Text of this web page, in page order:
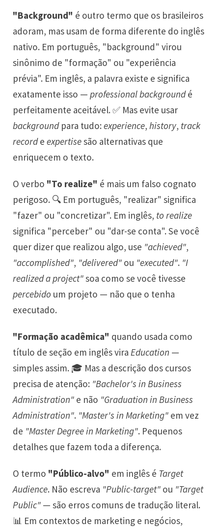
"Background" é outro termo que os brasileiros
adoram, mas usam de forma diferente do inglês
nativo. Em português, "background" virou
sinônimo de "formação" ou "experiência
prévia". Em inglês, a palavra existe e significa
exatamente isso —professional backgroundé
perfeitamente aceitável. ✅ Mas evite usar
backgroundpara tudo:experience,history, track
recordeexpertisesão alternativas que
enriquecem o texto.
O verbo "To realize" é mais um falso cognato
perigoso. 🔍 Em português, "realizar" significa
"fazer" ou "concretizar". Em inglês, to realize
significa "perceber" ou "dar-se conta". Se você
quer dizer que realizou algo, use "achieved",
"accomplished", "delivered" ou "executed". "I
realized a project"soa como se você tivesse
percebido um projeto — não que o tenha
executado.
"Formação acadêmica" quando usada como
título de seção em inglês viraEducation —
simples assim. 🎓 Mas a descrição dos cursos
precisa de atenção: "Bachelor's in Business
Administration" e não "Graduation in Business
Administration". "Master's in Marketing" em vez
de "Master Degree in Marketing". Pequenos
detalhes que fazem toda a diferença.
O termo "Público-alvo" em inglês é Target
Audience. Não escreva "Public-target" ou "Target
Public" — são erros comuns de tradução literal.
📊 Em contextos de marketing e negócios,